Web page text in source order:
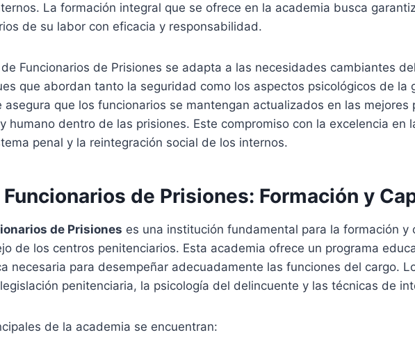
La formación integral que se ofrece en la academia busca
de su labor con eficacia y responsabilidad.
Funcionarios de Prisiones se adapta a las necesidades cambiantes
que abordan tanto la seguridad como los aspectos psicológicos de
que los funcionarios se mantengan actualizados en las
humano dentro de las prisiones. Este compromiso con la excelencia en
penal y la reintegración social de los internos.
de Prisiones: Formación y
de Prisiones es una institución fundamental para la formación
de los centros penitenciarios. Esta academia ofrece un programa
necesaria para desempeñar adecuadamente las funciones del cargo.
penitenciaria, la psicología del delincuente y las técnicas de
de la academia se encuentran: